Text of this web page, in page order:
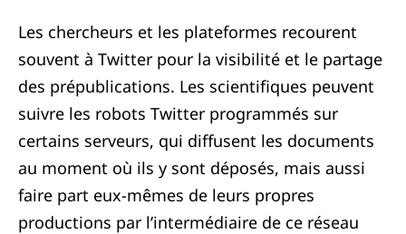
Les chercheurs et les plateformes recourent
souvent à Twitter pour la visibilité et le partage
des prépublications. Les scientifiques peuvent
suivre les robots Twitter programmés sur
certains serveurs, qui diffusent les documents
au moment où ils y sont déposés, mais aussi
faire part eux-mêmes de leurs propres
productions par l’intermédiaire de ce réseau